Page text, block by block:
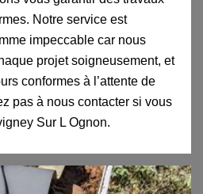
Notre service est
impeccable car nous
projet soigneusement, et
conformes à l’attente de
pas à nous contacter si vous
Sur L Ognon.